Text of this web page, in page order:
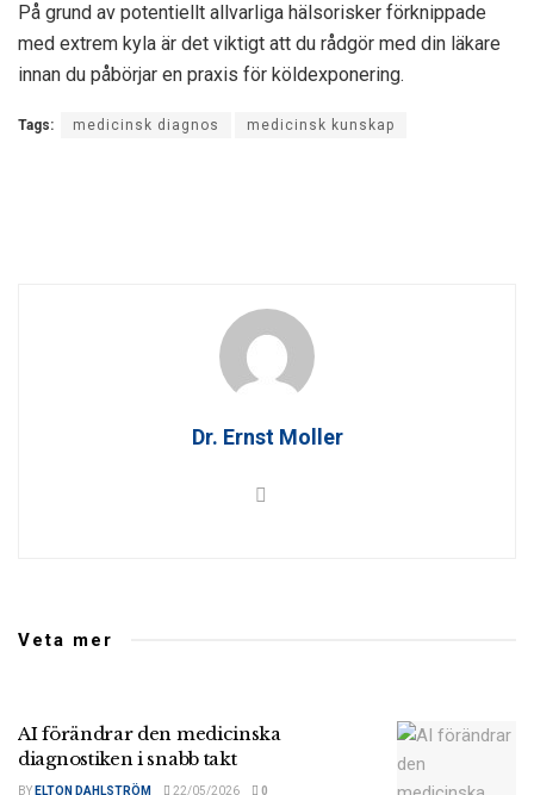
På grund av potentiellt allvarliga hälsorisker förknippade
med extrem kyla är det viktigt att du rådgör med din läkare
innan du påbörjar en praxis för köldexponering.
Tags: medicinsk diagnos medicinsk kunskap
Dr. Ernst Moller
Veta mer
AI förändrar den medicinska
diagnostiken i snabb takt
BY ELTON DAHLSTRÖM 22/05/2026 0